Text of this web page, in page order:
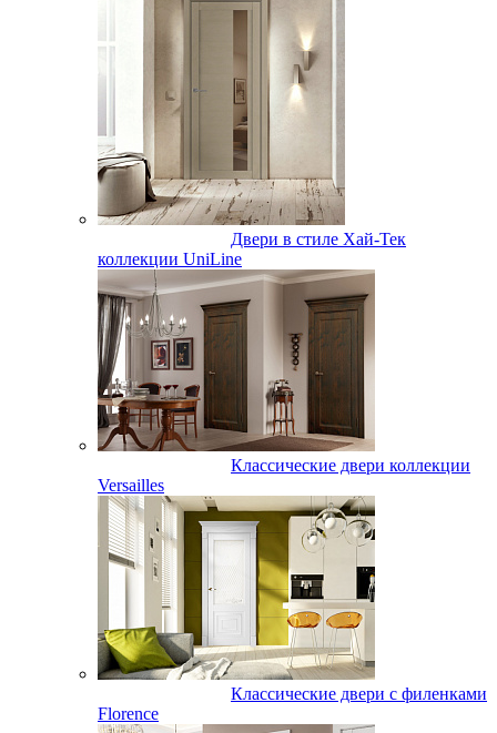
Двери в стиле Хай-Тек
коллекции UniLine
Классические двери коллекции
Versailles
Классические двери с филенками
Florence